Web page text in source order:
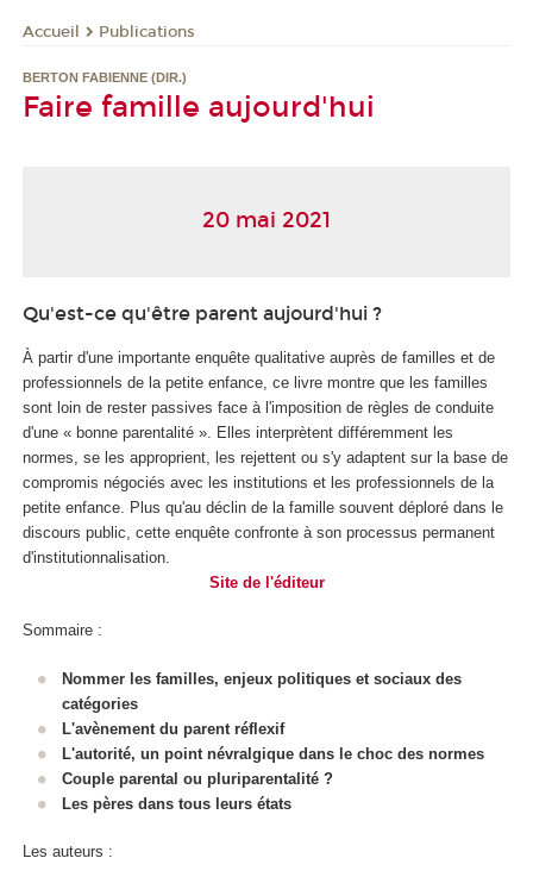
Accueil Publications
BERTON FABIENNE (DIR.)
Faire famille aujourd'hui
20 mai 2021
Qu'est-ce qu'être parent aujourd'hui ?
À partir d'une importante enquête qualitative auprès de familles et de
professionnels de la petite enfance, ce livre montre que les familles
sont loin de rester passives face à l'imposition de règles de conduite
d'une « bonne parentalité ». Elles interprètent différemment les
normes, se les approprient, les rejettent ou s'y adaptent sur la base de
compromis négociés avec les institutions et les professionnels de la
petite enfance. Plus qu'au déclin de la famille souvent déploré dans le
discours public, cette enquête confronte à son processus permanent
d'institutionnalisation.
Site de l'éditeur
Sommaire :
Nommer les familles, enjeux politiques et sociaux des
catégories
L'avènement du parent réflexif
L'autorité, un point névralgique dans le choc des normes
Couple parental ou pluriparentalité ?
Les pères dans tous leurs états
Les auteurs :